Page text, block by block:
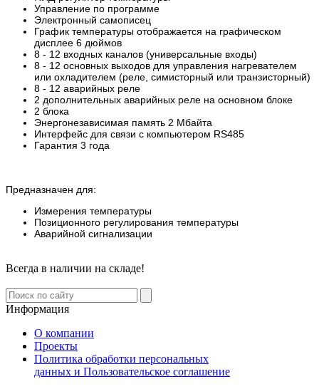
Управление по программе
Электронный самописец
График температуры отображается на графическом
дисплее 6 дюймов
8 - 12 входных каналов (универсальные входы)
8 - 12 основных выходов для управления нагревателем
или охладителем (реле, симисторный или транзисторный)
8 - 12 аварийных реле
2 дополнительных аварийных реле на основном блоке
2 блока
Энергонезависимая память 2 Мбайта
Интерфейс для связи с компьютером RS485
Гарантия 3 года
Предназначен для:
Измерения температуры
Позиционного регулирования температуры
Аварийной сигнализации
Всегда в наличии на складе!
Информация
О компании
Проекты
Политика обработки персональных
данных и Пользовательское соглашение